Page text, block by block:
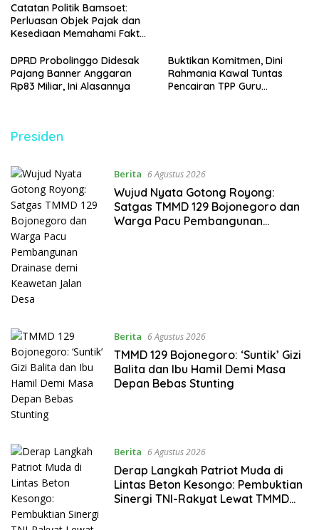
Catatan Politik Bamsoet:
Perluasan Objek Pajak dan
Kesediaan Memahami Fakta
DPRD Probolinggo Didesak
Pajang Banner Anggaran
Rp83 Miliar, Ini Alasannya
Buktikan Komitmen, Dini
Rahmania Kawal Tuntas
Pencairan TPP Guru
Presiden
Berita 6 Agustus 2026
Wujud Nyata Gotong Royong:
Satgas TMMD 129 Bojonegoro dan
Warga Pacu Pembangunan
Berita 6 Agustus 2026
TMMD 129 Bojonegoro: ‘Suntik’ Gizi
Balita dan Ibu Hamil Demi Masa
Depan Bebas Stunting
Berita 6 Agustus 2026
Derap Langkah Patriot Muda di
Lintas Beton Kesongo: Pembuktian
Sinergi TNI-Rakyat Lewat TMMD